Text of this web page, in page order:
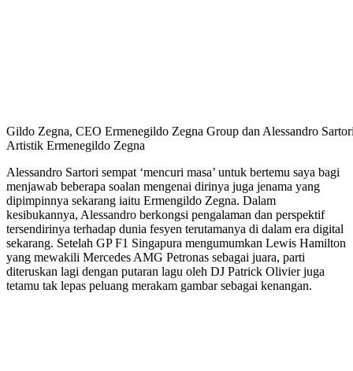
Gildo Zegna, CEO Ermenegildo Zegna Group dan Alessandro
Artistik Ermenegildo Zegna
Alessandro Sartori sempat ‘mencuri masa’ untuk bertemu saya bagi
menjawab beberapa soalan mengenai dirinya juga jenama yang
dipimpinnya sekarang iaitu Ermengildo Zegna. Dalam
kesibukannya, Alessandro berkongsi pengalaman dan perspektif
tersendirinya terhadap dunia fesyen terutamanya di dalam era digital
sekarang. Setelah GP F1 Singapura mengumumkan Lewis Hamilton
yang mewakili Mercedes AMG Petronas sebagai juara, parti
diteruskan lagi dengan putaran lagu oleh DJ Patrick Olivier juga
tetamu tak lepas peluang merakam gambar sebagai kenangan.